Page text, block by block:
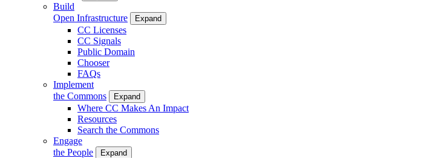
Build
Open Infrastructure
Expand
CC Licenses
CC Signals
Public Domain
Chooser
FAQs
Implement
the Commons
Expand
Where CC Makes An Impact
Resources
Search the Commons
Engage
the People
Expand